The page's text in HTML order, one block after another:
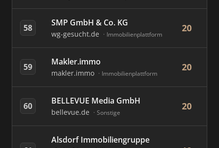
58 SMP GmbH & Co. KG
wg-gesucht.de Immobilienplattform
20
59 Makler.immo
makler.immo Immobilienplattform
20
60 BELLEVUE Media GmbH
bellevue.de Sonstige
20
Alsdorf Immobiliengruppe